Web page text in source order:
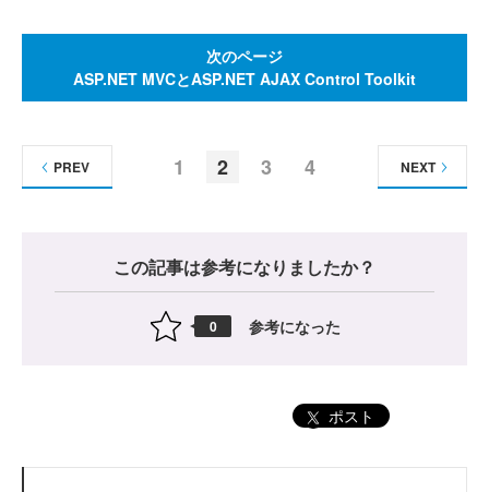
次のページ
ASP.NET MVCとASP.NET AJAX Control Toolkit
1 2 3 4
PREV NEXT
この記事は参考になりましたか？
0 参考になった
ポスト